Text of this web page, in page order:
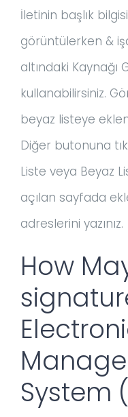
İletinin başlık
görüntülerken &
altındaki Kaynağı
kullanabilirsiniz.
beyaz listeye
Diğer butonuna
Liste veya Beyaz
açılan sayfada
adreslerini yazınız.
How
System